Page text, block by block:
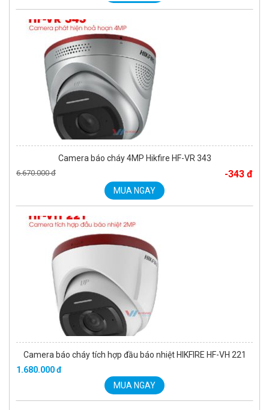
Camera báo cháy 4MP Hikfire HF-VR 343
6.670.000 đ -343 đ
MUA NGAY
Camera báo cháy tích hợp đầu báo nhiệt HIKFIRE HF-VH 221
1.680.000 đ
MUA NGAY